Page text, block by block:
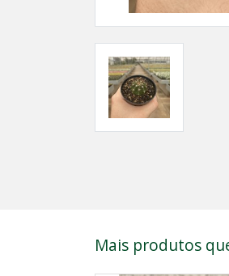
Mais produtos